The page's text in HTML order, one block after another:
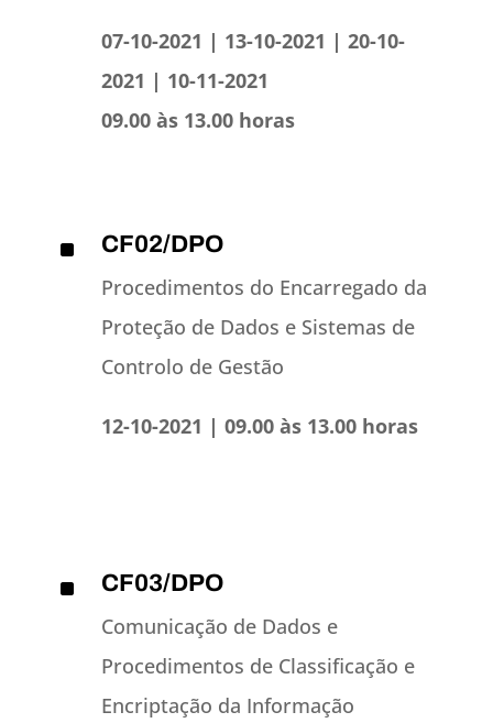
07-10-2021 | 13-10-2021 | 20-10-
2021 | 10-11-2021
09.00 às 13.00 horas
^
CF02/DPO
Procedimentos do Encarregado da
Proteção de Dados e Sistemas de
Controlo de Gestão
12-10-2021 | 09.00 às 13.00 horas
^
CF03/DPO
Comunicação de Dados e
Procedimentos de Classificação e
Encriptação da Informação